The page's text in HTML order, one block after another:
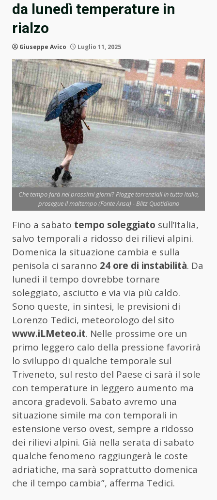
da lunedì temperature in
rialzo
Giuseppe Avico Luglio 11, 2025
Che tempo farà nei prossimi giorni? Piogge torrenziali in tutta Italia,
prosegue il maltempo (Fonte Ansa) - Blitz Quotidiano
Fino a sabato tempo soleggiato sull’Italia,
salvo temporali a ridosso dei rilievi alpini.
Domenica la situazione cambia e sulla
penisola ci saranno 24 ore di instabilità. Da
lunedì il tempo dovrebbe tornare
soleggiato, asciutto e via via più caldo.
Sono queste, in sintesi, le previsioni di
Lorenzo Tedici, meteorologo del sito
www.iLMeteo.it. Nelle prossime ore un
primo leggero calo della pressione favorirà
lo sviluppo di qualche temporale sul
Triveneto, sul resto del Paese ci sarà il sole
con temperature in leggero aumento ma
ancora gradevoli. Sabato avremo una
situazione simile ma con temporali in
estensione verso ovest, sempre a ridosso
dei rilievi alpini. Già nella serata di sabato
qualche fenomeno raggiungerà le coste
adriatiche, ma sarà soprattutto domenica
che il tempo cambia”, afferma Tedici.